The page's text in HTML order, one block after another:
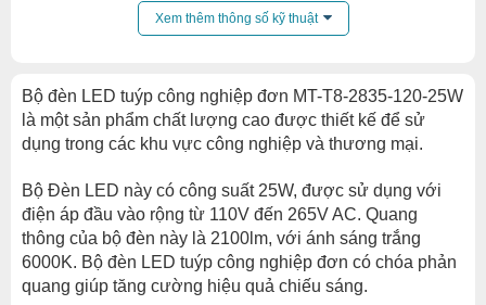
Xem thêm thông số kỹ thuật
Bộ đèn LED tuýp công nghiệp đơn MT-T8-2835-120-25W
là một sản phẩm chất lượng cao được thiết kế để sử
dụng trong các khu vực công nghiệp và thương mại.
Bộ Đèn LED này có công suất 25W, được sử dụng với
điện áp đầu vào rộng từ 110V đến 265V AC. Quang
thông của bộ đèn này là 2100lm, với ánh sáng trắng
6000K. Bộ đèn LED tuýp công nghiệp đơn có chóa phản
quang giúp tăng cường hiệu quả chiếu sáng.